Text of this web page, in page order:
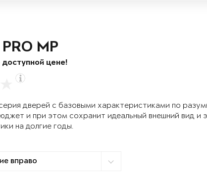
MP
цене!
дверей с базовыми характеристиками по
и при этом сохранит идеальный внешний вид и
на долгие годы.